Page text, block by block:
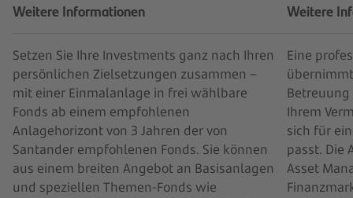
Weitere Informationen
Setzen Sie Ihre Investments ganz nach Ihren
persönlichen Zielsetzungen zusammen –
mit einer Einmalanlage in frei wählbare
Fonds ab einem empfohlenen
Anlagehorizont von 3 Jahren der von
Santander empfohlenen Fonds. Sie können
aus einem breiten Angebot an Basisanlagen
und speziellen Themen-Fonds wie
Weitere
Eine
Betreuung
Ihrem
sich für
passt. Die
Asset